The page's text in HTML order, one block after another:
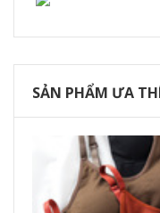
SẢN PHẨM ƯA